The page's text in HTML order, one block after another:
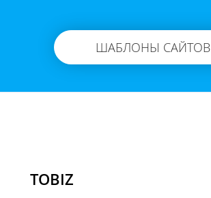
ШАБЛОНЫ САЙТОВ
TOBIZ